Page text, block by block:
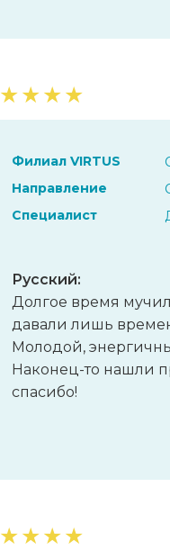
★★★★
Филиал VIRTUS
Направление
Специалист
Русский:
Долгое время
давали лишь
Молодой,
Наконец-то нашли
спасибо!
★★★★